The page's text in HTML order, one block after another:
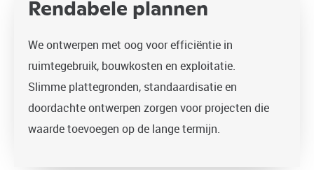
Rendabele plannen
We ontwerpen met oog voor efficiëntie in
ruimtegebruik, bouwkosten en exploitatie.
Slimme plattegronden, standaardisatie en
doordachte ontwerpen zorgen voor projecten die
waarde toevoegen op de lange termijn.